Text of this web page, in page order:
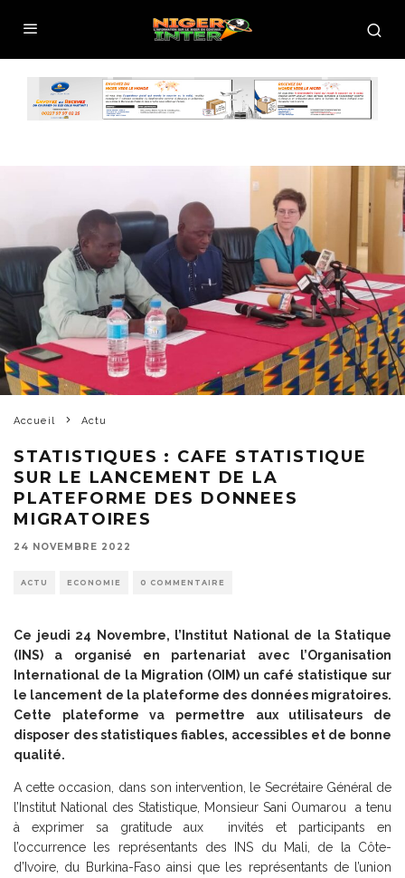
Accueil Actu
STATISTIQUES : CAFE STATISTIQUE
SUR LE LANCEMENT DE LA
PLATEFORME DES DONNEES
MIGRATOIRES
24 NOVEMBRE 2022
ACTU ECONOMIE 0 COMMENTAIRE
Ce jeudi 24 Novembre, l’Institut National de la Statique
(INS) a organisé en partenariat avec l’Organisation
International de la Migration (OIM) un café statistique sur
le lancement de la plateforme des données migratoires.
Cette plateforme va permettre aux utilisateurs de
disposer des statistiques fiables, accessibles et de bonne
qualité.
A cette occasion, dans son intervention, le Secrétaire Général de
l’Institut National des Statistique, Monsieur Sani Oumarou a tenu
à exprimer sa gratitude aux invités et participants en
l’occurrence les représentants des INS du Mali, de la Côte-
d’Ivoire, du Burkina-Faso ainsi que les représentants de l’union